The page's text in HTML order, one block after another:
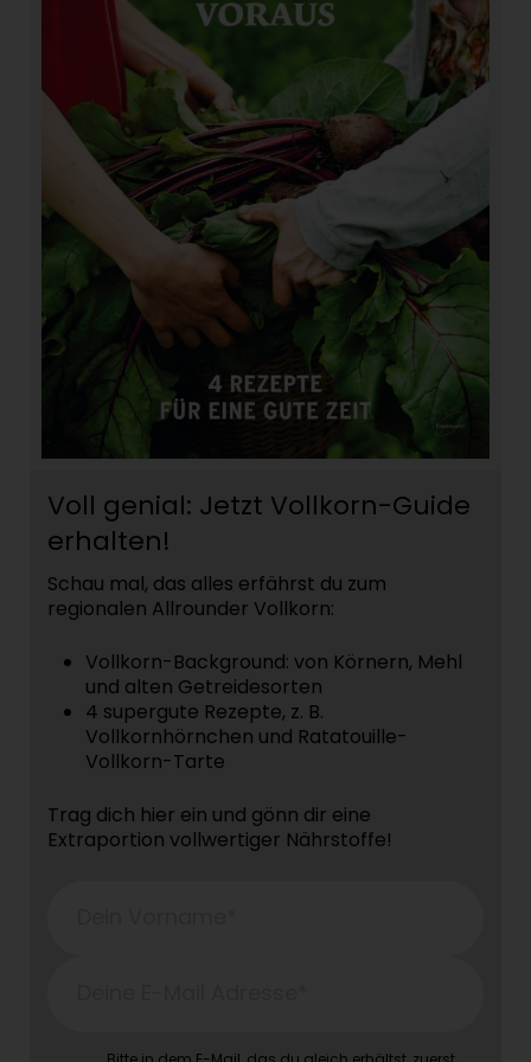
Voll genial: Jetzt Vollkorn-Guide
erhalten!
Schau mal, das alles erfährst du zum
regionalen Allrounder Vollkorn:
Vollkorn-Background: von Körnern, Mehl
und alten Getreidesorten
4 supergute Rezepte, z. B.
Vollkornhörnchen und Ratatouille-
Vollkorn-Tarte
Trag dich hier ein und gönn dir eine
Extraportion vollwertiger Nährstoffe!